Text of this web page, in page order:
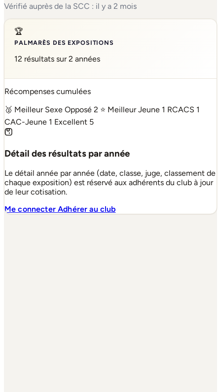
Vérifié auprès de la SCC : il y a 2 mois
🏆
PALMARÈS DES EXPOSITIONS
12 résultats sur 2 années
Récompenses cumulées
🥈 Meilleur Sexe Opposé 2 ⭐ Meilleur Jeune 1 RCACS 1
CAC-Jeune 1 Excellent 5
Détail des résultats par année
Le détail année par année (date, classe, juge, classement de
chaque exposition) est réservé aux adhérents du club à jour
de leur cotisation.
Me connecterAdhérer au club